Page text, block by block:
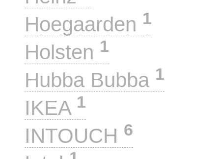
Hoegaarden 1
Holsten 1
Hubba Bubba 1
IKEA 1
INTOUCH 6